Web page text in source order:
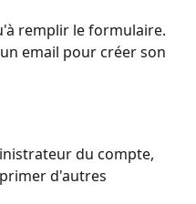
remplir le formulaire.
email pour créer son
du compte,
d'autres